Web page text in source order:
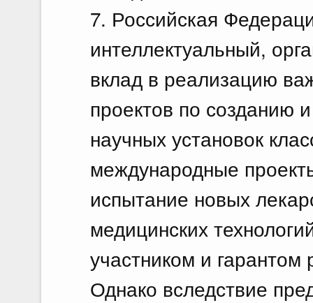
7. Российская
интеллектуальный,
вклад в реализацию
проектов по созданию
научных установок
международные
испытание новых
медицинских
участником и гарантом
Однако вследствие